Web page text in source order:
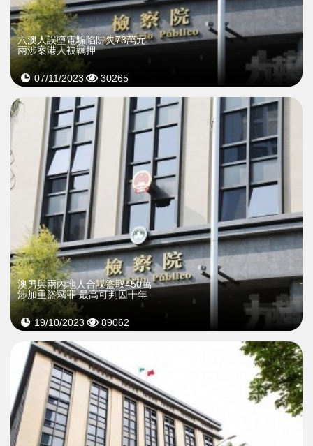
六澳人誤墮電騙陷阱失73萬元
兩涉案港人被羈押
07/11/2023 30265
​澳男與兩內地人合謀盜取450萬
涉加重盜竊罪 最高可判囚十年
19/10/2023 89062